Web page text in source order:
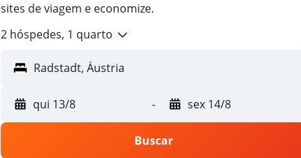
sites de viagem e economize.
2 hóspedes, 1 quarto
qui 13/8 - sex 14/8
Buscar